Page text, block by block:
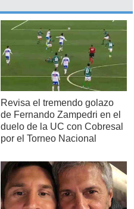
Revisa el tremendo golazo
de Fernando Zampedri en el
duelo de la UC con Cobresal
por el Torneo Nacional